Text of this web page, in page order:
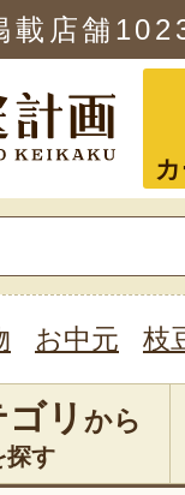
載店舗
お中元 枝
リ から
探す